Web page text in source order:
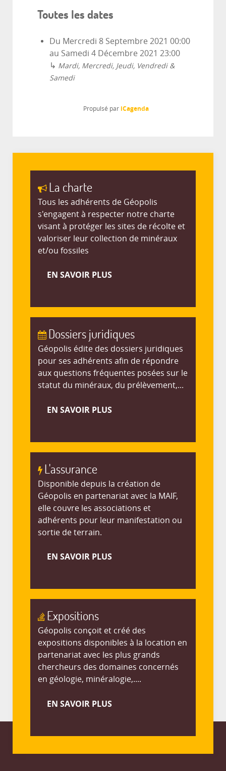
Toutes les dates
Du Mercredi 8 Septembre 2021 00:00
au Samedi 4 Décembre 2021 23:00
↳ Mardi, Mercredi, Jeudi, Vendredi &
Samedi
Propulsé par iCagenda
La charte
Tous les adhérents de Géopolis
s'engagent à respecter notre charte
visant à protéger les sites de récolte et
valoriser leur collection de minéraux
et/ou fossiles
EN SAVOIR PLUS
Dossiers juridiques
Géopolis édite des dossiers juridiques
pour ses adhérents afin de répondre
aux questions fréquentes posées sur le
statut du minéraux, du prélèvement,...
EN SAVOIR PLUS
L'assurance
Disponible depuis la création de
Géopolis en partenariat avec la MAIF,
elle couvre les associations et
adhérents pour leur manifestation ou
sortie de terrain.
EN SAVOIR PLUS
Expositions
Géopolis conçoit et créé des
expositions disponibles à la location en
partenariat avec les plus grands
chercheurs des domaines concernés
en géologie, minéralogie,....
EN SAVOIR PLUS